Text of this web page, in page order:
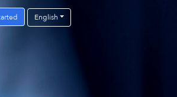
English